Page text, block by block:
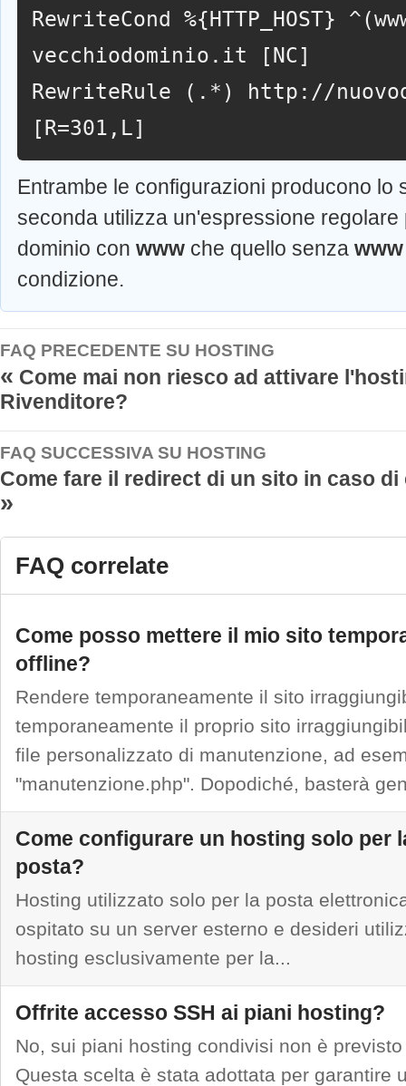
RewriteCond %{HTTP_HOST}
vecchiodominio.it [NC]
RewriteRule (.*) http://
[R=301,L]
Entrambe le configurazioni producono lo
seconda utilizza un'espressione regolare
dominio con www che quello senza www
condizione.
FAQ PRECEDENTE SU HOSTING
« Come mai non riesco ad attivare
Rivenditore?
FAQ SUCCESSIVA SU HOSTING
Come fare il redirect di un sito in caso
»
FAQ correlate
Come posso mettere il mio sito
offline?
Rendere temporaneamente il sito
temporaneamente il proprio sito
file personalizzato di manutenzione, ad
"manutenzione.php". Dopodiché, basterà
Come configurare un hosting solo per
posta?
Hosting utilizzato solo per la posta
ospitato su un server esterno e desideri
hosting esclusivamente per la...
Offrite accesso SSH ai piani hosting?
No, sui piani hosting condivisi non è previsto
Questa scelta è stata adottata per garantire